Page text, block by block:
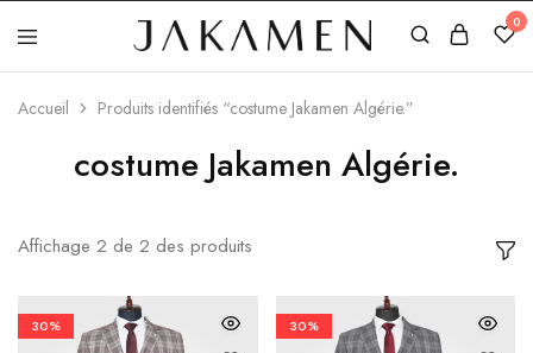
Jakamen
Algérie
0
Accueil Produits identifiés “costume Jakamen Algérie.”
costume Jakamen Algérie.
Affichage 2 de 2 des produits
30% 30%